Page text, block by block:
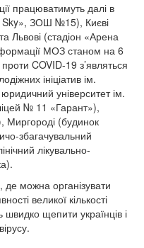
працюватимуть далі в
ЗОШ №15), Києві
Львові (стадіон «Арена
МОЗ станом на 6
COVID-19 з’являться
ініціатив ім.
університет ім.
№ 11 «Гарант»),
Миргороді (будинок
збагачувальний
лікувально-
де можна організувати
великої кількості
щепити українців і